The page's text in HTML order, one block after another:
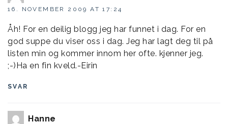
16. NOVEMBER 2009 AT 17:24
Åh! For en deilig blogg jeg har funnet i dag. For en
god suppe du viser oss i dag. Jeg har lagt deg til på
listen min og kommer innom her ofte. kjenner jeg.
;-)Ha en fin kveld.-Eirin
SVAR
Hanne